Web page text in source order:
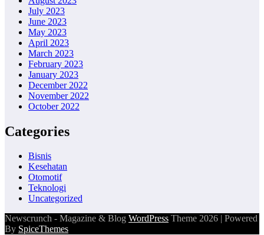
July 2023
June 2023
May 2023
April 2023
March 2023
February 2023
January 2023
December 2022
November 2022
October 2022
Categories
Bisnis
Kesehatan
Otomotif
Teknologi
Uncategorized
Newscrunch - Magazine & Blog WordPress Theme 2026 | Powered
By SpiceThemes